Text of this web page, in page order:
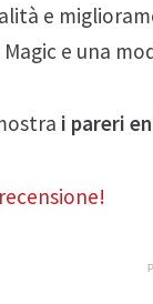
e
e una
i pareri